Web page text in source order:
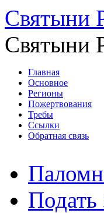
Святыни
Святыни
Главная
Основное
Регионы
Пожертвования
Требы
Ссылки
Обратная связь
Подать